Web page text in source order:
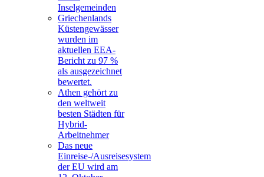
Inselgemeinden
Griechenlands
Küstengewässer
wurden im
aktuellen EEA-
Bericht zu 97 %
als ausgezeichnet
bewertet.
Athen gehört zu
den weltweit
besten Städten für
Hybrid-
Arbeitnehmer
Das neue
Einreise-/Ausreisesystem
der EU wird am